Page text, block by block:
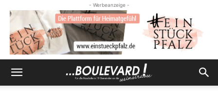
- Werbeanzeige -